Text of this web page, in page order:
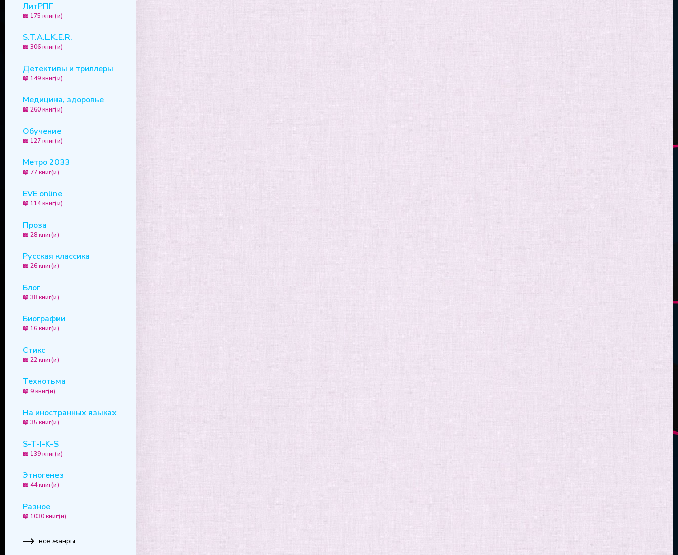
ЛитРПГ
📖 175 книг(и)
S.T.A.L.K.E.R.
📖 306 книг(и)
Детективы и триллеры
📖 149 книг(и)
Медицина, здоровье
📖 260 книг(и)
Обучение
📖 127 книг(и)
Метро 2033
📖 77 книг(и)
EVE online
📖 114 книг(и)
Проза
📖 28 книг(и)
Русская классика
📖 26 книг(и)
Блог
📖 38 книг(и)
Биографии
📖 16 книг(и)
Стикс
📖 22 книг(и)
Технотьма
📖 9 книг(и)
На иностранных языках
📖 35 книг(и)
S-T-I-K-S
📖 139 книг(и)
Этногенез
📖 44 книг(и)
Разное
📖 1030 книг(и)
все жанры